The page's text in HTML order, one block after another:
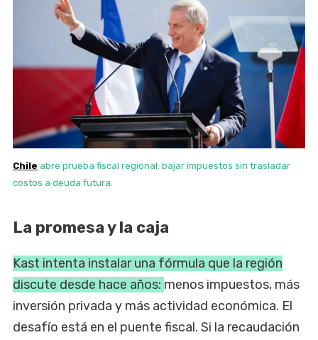
Chile abre prueba fiscal regional: bajar impuestos sin trasladar
costos a deuda futura.
La promesa y la caja
Kast intenta instalar una fórmula que la región
discute desde hace años: menos impuestos, más
inversión privada y más actividad económica. El
desafío está en el puente fiscal. Si la recaudación